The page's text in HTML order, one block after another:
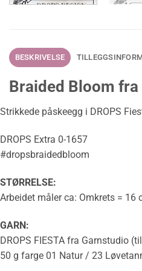
BESKRIVELSE
Braided Bloom fra
Strikkede påskeegg i DROPS
DROPS Extra 0-1657
#dropsbraidedbloom
STØRRELSE:
Arbeidet måler ca: Omkrets = 16
GARN:
DROPS FIESTA fra Garnstudio
50 g farge 01 Natur / 23